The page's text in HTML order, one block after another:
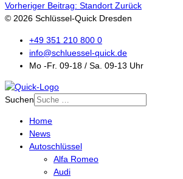
Vorheriger Beitrag: Standort Zurück
© 2026 Schlüssel-Quick Dresden
+49 351 210 800 0
info@schluessel-quick.de
Mo -Fr. 09-18 / Sa. 09-13 Uhr
Suchen
Home
News
Autoschlüssel
Alfa Romeo
Audi